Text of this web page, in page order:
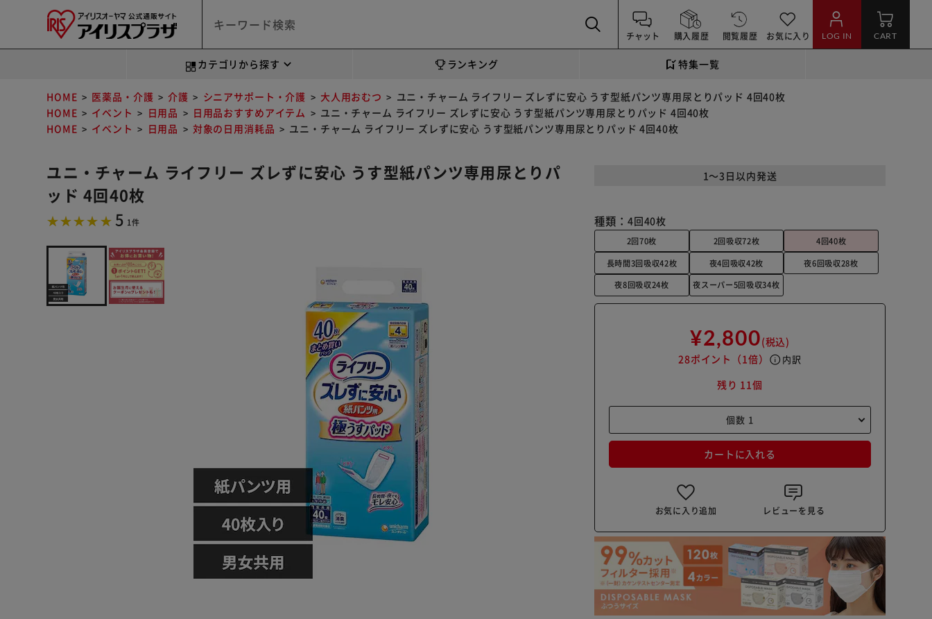
チャット 購入履歴 閲覧履歴 お気に入り LOG IN CART
カテゴリから探す ランキング 特集一覧
HOME 医薬品・介護 介護 シニアサポート・介護 大人用おむつ
ユニ・チャーム ライフリー ズレずに安心 うす型紙パンツ専用尿とりパッド 4回40枚
HOME
イベント 日用品 日用品おすすめアイテム
ユニ・チャーム ライフリー ズレずに安心 うす型紙パンツ専用尿とりパッド 4回40枚
HOME
イベント 日用品 対象の日用消耗品 ユニ・チャーム ライフリー ズレずに安心 うす型紙パンツ専用尿とりパッド 4回40枚
ユニ・チャーム ライフリー ズレずに安心 うす型紙パンツ専用尿とりパ
ッド 4回40枚
5 1件
1～3日以内発送
種類： 4回40枚
2回70枚 2回吸収72枚
4回40枚
長時間3回吸収42枚
夜4回吸収42枚
夜6回吸収28枚
夜8回吸収24枚
夜スーパー5回吸収34枚
¥2,800(税込)
28ポイント （1倍） info 内訳
残り 11個
カートに入れる
お気に入り追加 レビューを見る